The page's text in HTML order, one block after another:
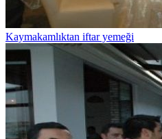
Kaymakamlıktan iftar yemeği